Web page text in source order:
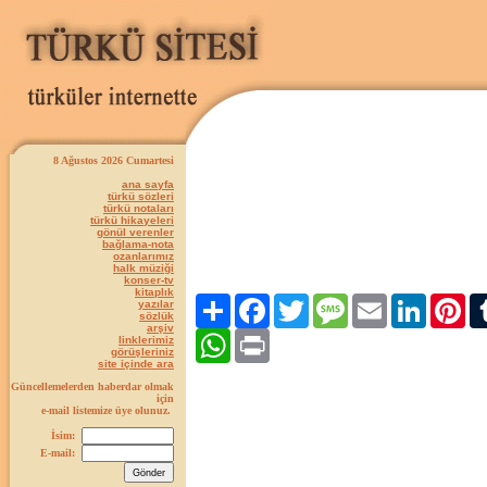
8 Ağustos 2026 Cumartesi
ana sayfa
türkü sözleri
türkü notaları
türkü hikayeleri
gönül verenler
bağlama-nota
ozanlarımız
halk müziği
konser-tv
kitaplık
yazılar
sözlük
arşiv
linklerimiz
görüşleriniz
site içinde ara
Güncellemelerden haberdar olmak
için
e-mail listemize üye olunuz.
İsim:
E-mail:
Paylaş FacebookTwitter Message Email LinkedIn
WhatsApp